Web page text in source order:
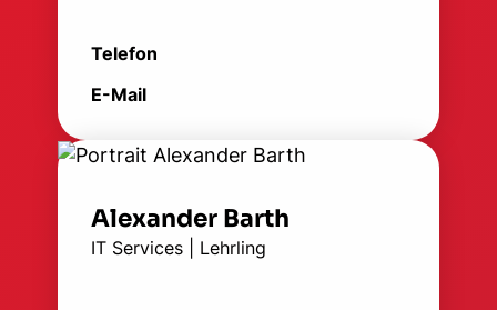
Telefon
E-Mail
Alexander Barth
IT Services | Lehrling